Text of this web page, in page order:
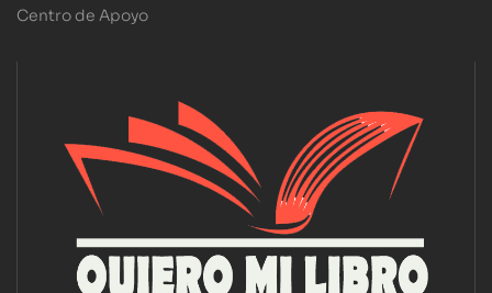
Centro de Apoyo